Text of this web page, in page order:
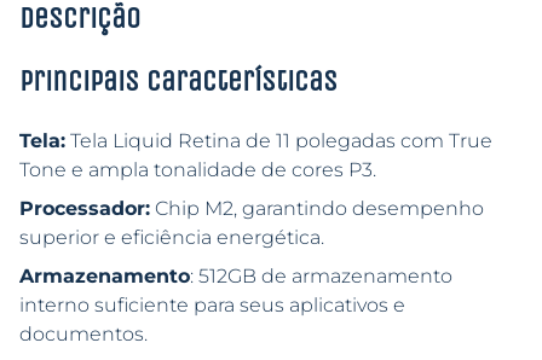
Descrição
Principais características
Tela: Tela Liquid Retina de 11 polegadas com True
Tone e ampla tonalidade de cores P3.
Processador: Chip M2, garantindo desempenho
superior e eficiência energética.
Armazenamento: 512GB de armazenamento
interno suficiente para seus aplicativos e
documentos.